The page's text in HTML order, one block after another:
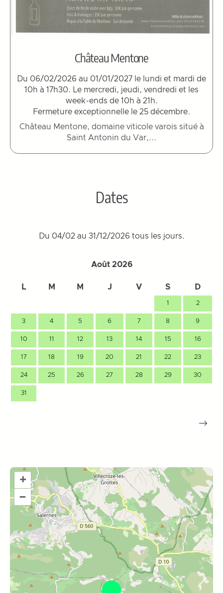
Château Mentone
Du 06/02/2026 au 01/01/2027 le lundi et mardi de
10h à 17h30. Le mercredi, jeudi, vendredi et les
week-ends de 10h à 21h.
Fermeture exceptionnelle le 25 décembre.
Château Mentone, domaine viticole varois situé à
Saint Antonin du Var,...
Dates
Du 04/02 au 31/12/2026 tous les jours.
Août 2026
L M M J V S D
1 2
3 4 5 6 7 8 9
10 11 12 13 14 15 16
17 18 19 20 21 22 23
24 25 26 27 28 29 30
31
+
–